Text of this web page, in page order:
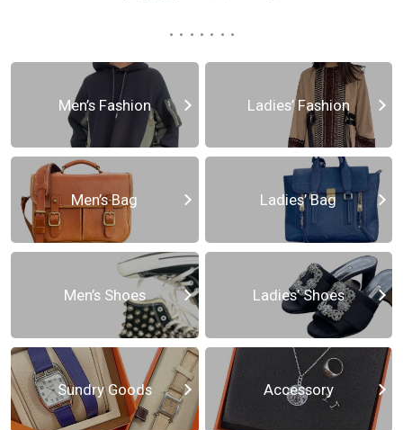
Men’s Fashion Ladies’ Fashion
Men’s Bag Ladies’ Bag
Men’s Shoes Ladies’ Shoes
Sundry Goods Accessory